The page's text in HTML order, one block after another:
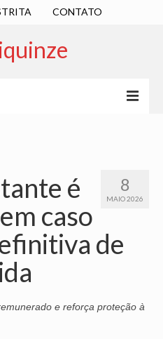
CONTATO
8
MAIO 2026
é
caso
de
e reforça proteção à